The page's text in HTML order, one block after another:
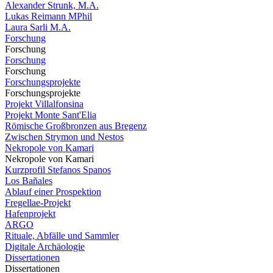
Alexander Strunk, M.A.
Lukas Reimann MPhil
Laura Sarli M.A.
Forschung
Forschung
Forschung
Forschung
Forschungsprojekte
Forschungsprojekte
Projekt Villalfonsina
Projekt Monte Sant'Elia
Römische Großbronzen aus Bregenz
Zwischen Strymon und Nestos
Nekropole von Kamari
Nekropole von Kamari
Kurzprofil Stefanos Spanos
Los Bañales
Ablauf einer Prospektion
Fregellae-Projekt
Hafenprojekt
ARGO
Rituale, Abfälle und Sammler
Digitale Archäologie
Dissertationen
Dissertationen